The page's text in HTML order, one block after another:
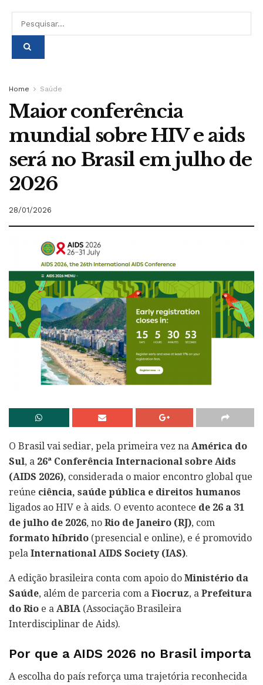
Home Saúde
Maior conferência
mundial sobre HIV e aids
será no Brasil em julho de
2026
28/01/2026
O Brasil vai sediar, pela primeira vez na América do
Sul, a 26ª Conferência Internacional sobre Aids
(AIDS 2026), considerada o maior encontro global que
reúne ciência, saúde pública e direitos humanos
ligados ao HIV e à aids. O evento acontece de 26 a 31
de julho de 2026, no Rio de Janeiro (RJ), com
formato híbrido (presencial e online), e é promovido
pela International AIDS Society (IAS).
A edição brasileira conta com apoio do Ministério da
Saúde, além de parceria com a Fiocruz, a Prefeitura
do Rio e a ABIA (Associação Brasileira
Interdisciplinar de Aids).
Por que a AIDS 2026 no Brasil importa
A escolha do país reforça uma trajetória reconhecida